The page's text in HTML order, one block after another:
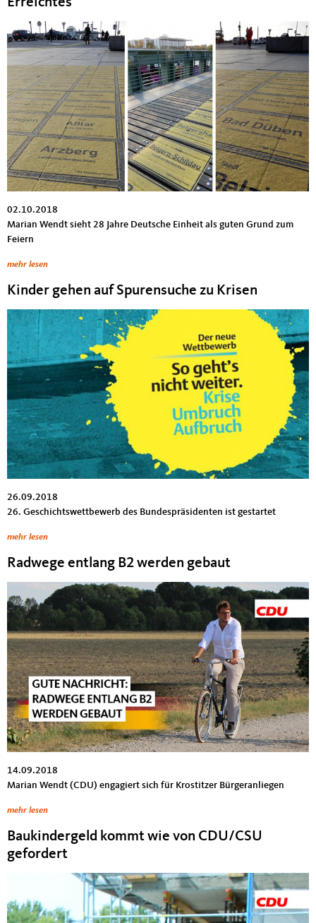
02.10.2018
Marian Wendt sieht 28 Jahre Deutsche Einheit als guten Grund zum
Feiern
mehr lesen
Kinder gehen auf Spurensuche zu Krisen
26.09.2018
26. Geschichtswettbewerb des Bundespräsidenten ist gestartet
mehr lesen
Radwege entlang B2 werden gebaut
14.09.2018
Marian Wendt (CDU) engagiert sich für Krostitzer Bürgeranliegen
mehr lesen
Baukindergeld kommt wie von CDU/CSU
gefordert